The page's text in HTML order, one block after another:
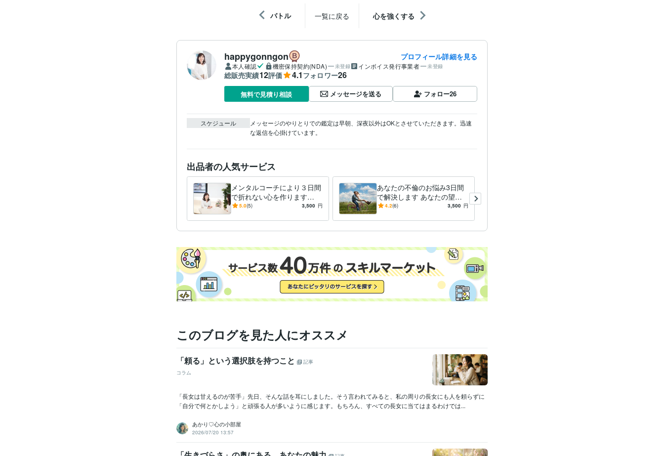
バトル 一覧に戻る 心を強くする
happygonngon プロフィール詳細を見る
本人確認 機密保持契約(NDA) 未登録 インボイス発行事業者 未登録
総販売実績12評価 4.1 フォロワー26
無料で見積り相談 メッセージを送る フォロー26
スケジュール
メッセージのやりとりでの鑑定は早朝、深夜以外はOKとさせていただきます。迅速
な返信を心掛けています。
出品者の人気サービス
メンタルコーチにより３日間
で折れない心を作ります
【本当に変わりたい人限定】
5.0(5) 3,500 円
あなたの不倫のお悩み3日間
で解決します あなたの望む
ゴールを見つけましょう
4.2(6) 3,500 円
このブログを見た人にオススメ
「頼る」という選択肢を持つこと
記事
コラム
「長女は甘えるのが苦手」先日、そんな話を耳にしました。そう言われてみると、私の周りの長女にも人を頼らずに
「自分で何とかしよう」と頑張る人が多いように感じます。もちろん、すべての長女に当てはまるわけでは...
あかり♡心の小部屋
2026/07/20 13:57